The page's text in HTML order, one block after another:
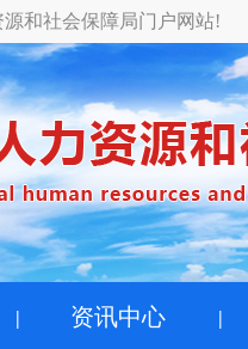
和社会保障局门户网站!
资讯中心